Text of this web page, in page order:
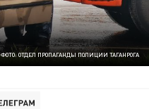
ФОТО: ОТДЕЛ ПРОПАГАНДЫ ПОЛИЦИИ ТАГАНРОГА